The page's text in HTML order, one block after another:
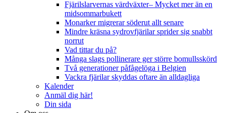
Fjärilslarvernas värdväxter– Mycket mer än en
midsommarbukett
Monarker migrerar söderut allt senare
Mindre kräsna sydrovfjärilar sprider sig snabbt
norrut
Vad tittar du på?
Många slags pollinerare ger större bomullsskörd
Två generationer påfågelöga i Belgien
Vackra fjärilar skyddas oftare än alldagliga
Kalender
Anmäl dig här!
Din sida